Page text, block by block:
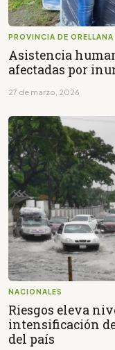
PROVINCIA DE ORELLANA
Asistencia
afectadas por
27 de marzo, 2026
NACIONALES
Riesgos eleva
intensificación
del país